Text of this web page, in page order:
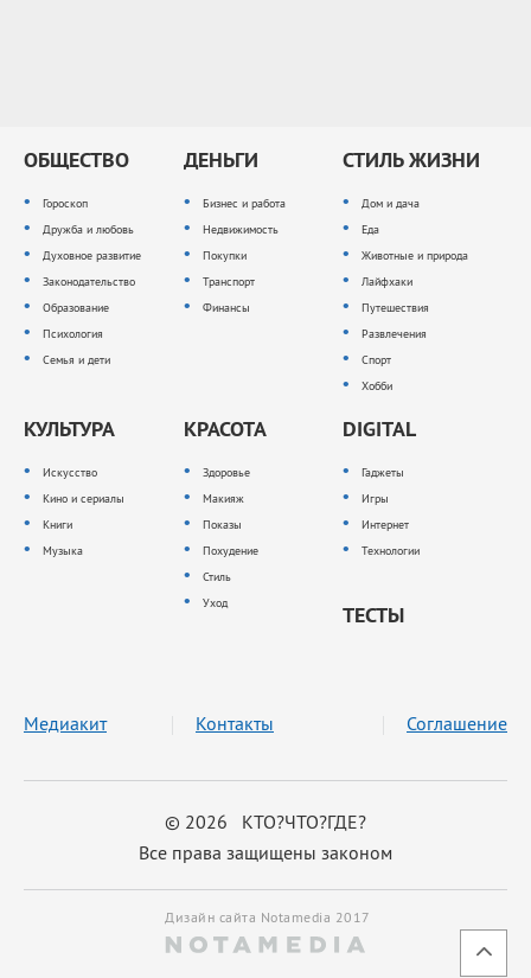
ОБЩЕСТВО
Гороскоп
Дружба и любовь
Духовное развитие
Законодательство
Образование
Психология
Семья и дети
ДЕНЬГИ
Бизнес и работа
Недвижимость
Покупки
Транспорт
Финансы
СТИЛЬ ЖИЗНИ
Дом и дача
Еда
Животные и природа
Лайфхаки
Путешествия
Развлечения
Спорт
Хобби
КУЛЬТУРА
Искусство
Кино и сериалы
Книги
Музыка
КРАСОТА
Здоровье
Макияж
Показы
Похудение
Стиль
Уход
DIGITAL
Гаджеты
Игры
Интернет
Технологии
ТЕСТЫ
© 2026 КТО?ЧТО?ГДЕ?
Все права защищены законом
Медиакит Контакты Соглашение
Дизайн сайта Notamedia 2017